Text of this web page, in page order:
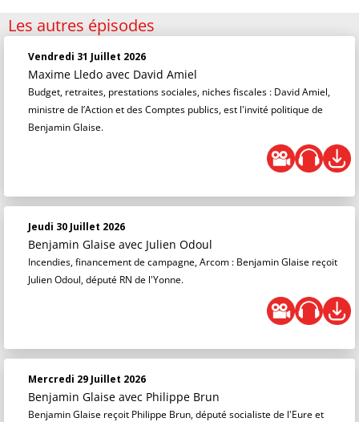
Les autres épisodes
Vendredi 31 Juillet 2026
Maxime Lledo avec David Amiel
Budget, retraites, prestations sociales, niches fiscales : David Amiel,
ministre de l’Action et des Comptes publics, est l'invité politique de
Benjamin Glaise.
Jeudi 30 Juillet 2026
Benjamin Glaise avec Julien Odoul
Incendies, financement de campagne, Arcom : Benjamin Glaise reçoit
Julien Odoul, député RN de l'Yonne.
Mercredi 29 Juillet 2026
Benjamin Glaise avec Philippe Brun
Benjamin Glaise reçoit Philippe Brun, député socialiste de l'Eure et